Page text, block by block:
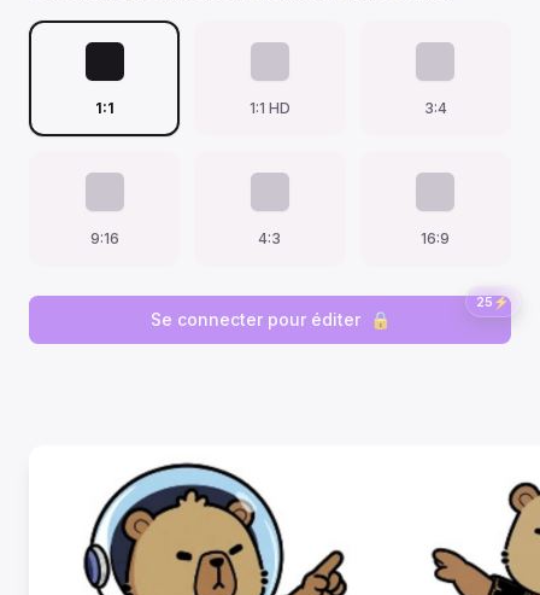
1:1 1:1 HD 3:4
9:16 4:3 16:9
25 ⚡
Se connecter pour éditer 🔒